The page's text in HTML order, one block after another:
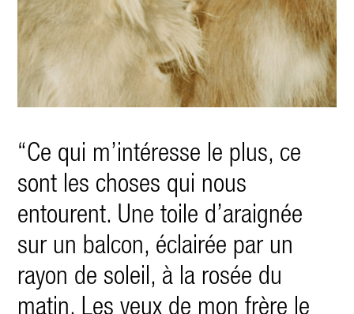
“Ce qui m’intéresse le plus, ce
sont les choses qui nous
entourent. Une toile d’araignée
sur un balcon, éclairée par un
rayon de soleil, à la rosée du
matin. Les yeux de mon frère le